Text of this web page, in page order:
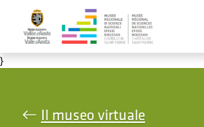
Salta al contenuto principale
}
Il museo virtuale